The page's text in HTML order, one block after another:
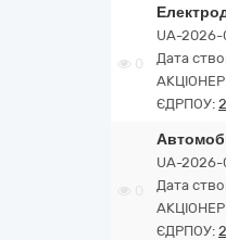
0
UA-
Дата
ЄДРПОУ:
UA-
Дата
ЄДРПОУ: